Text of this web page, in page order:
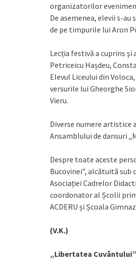
organizatorilor
De asemenea, elevii s-
de pe timpurile lui Aron
Lecția festivă a cuprins
Petriceicu Hașdeu,
Elevul Liceului din
versurile lui Gheorghe
Vieru.
Diverse numere artistice
Ansamblului de dansuri
Despre toate aceste
Bucovinei”, alcătuită
Asociației Cadrelor
coordonator al Școlii
ACDERU și Școala
(V.K.)
„Libertatea